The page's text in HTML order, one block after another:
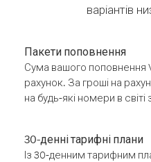
варіантів
Пакети поповнення
Сума вашого поповнення
рахунок. За гроші на
на будь-які номери в
30-денні тарифні плани
Із 30-денним тарифним